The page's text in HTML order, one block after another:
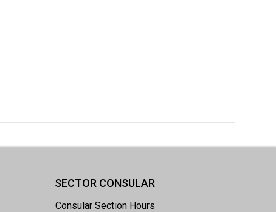
SECTOR CONSULAR
Consular Section Hours